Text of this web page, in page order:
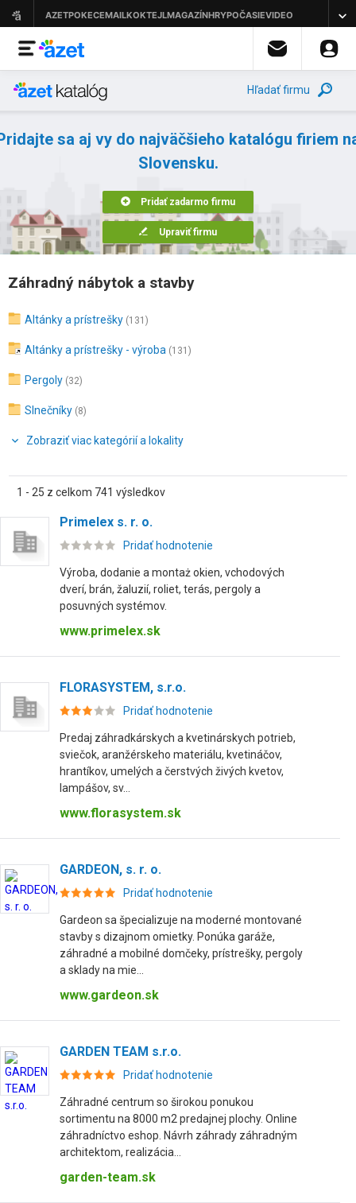
Hľadať firmu
sa aj vy do najväčšieho katalógu firiem
Slovensku.
Pridať zadarmo firmu
Upraviť firmu
Záhradný nábytok a stavby
Altánky a prístrešky (131)
Altánky a prístrešky - výroba (131)
Pergoly (32)
Slnečníky (8)
Zobraziť viac kategórií a lokality
1 - 25 z celkom 741 výsledkov
Primelex s. r. o.
Pridať hodnotenie
Výroba, dodanie a montaż okien, vchodových
dverí, brán, žaluzií, roliet, terás, pergoly a
posuvných systémov.
www.primelex.sk
FLORASYSTEM, s.r.o.
Pridať hodnotenie
Predaj záhradkárskych a kvetinárskych potrieb,
sviečok, aranžérskeho materiálu, kvetináčov,
hrantíkov, umelých a čerstvých živých kvetov,
lampášov, sv...
www.florasystem.sk
GARDEON, s. r. o.
Pridať hodnotenie
Gardeon sa špecializuje na moderné montované
stavby s dizajnom omietky. Ponúka garáže,
záhradné a mobilné domčeky, prístrešky, pergoly
a sklady na mie...
www.gardeon.sk
GARDEN TEAM s.r.o.
Pridať hodnotenie
Záhradné centrum so širokou ponukou
sortimentu na 8000 m2 predajnej plochy. Online
záhradníctvo eshop. Návrh záhrady záhradným
architektom, realizácia...
garden-team.sk